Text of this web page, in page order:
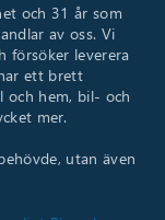
och 31 år som
av oss. Vi
försöker leverera
ett brett
och hem, bil- och
mer.
utan även